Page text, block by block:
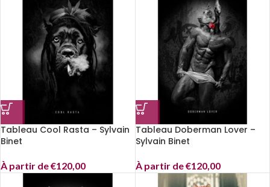
Tableau Cool Rasta – Sylvain
Binet
À partir de€120,00
Tableau Doberman Lover –
Sylvain Binet
À partir de€120,00